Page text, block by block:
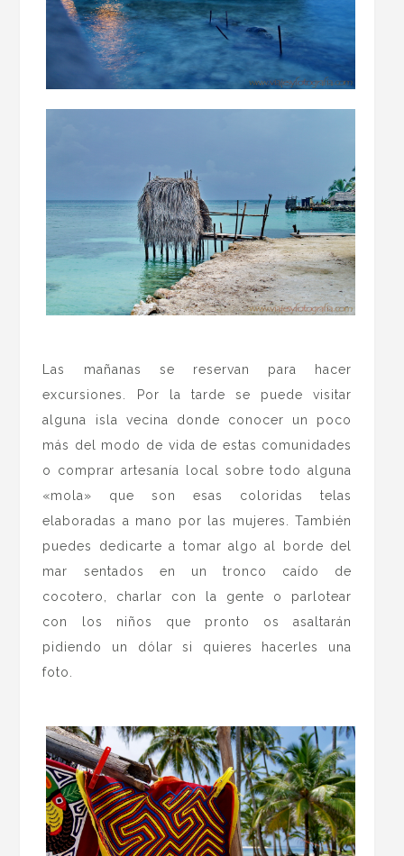
Las mañanas se reservan para hacer
excursiones. Por la tarde se puede visitar
alguna isla vecina donde conocer un poco
más del modo de vida de estas comunidades
o comprar artesanía local sobre todo alguna
«mola» que son esas coloridas telas
elaboradas a mano por las mujeres. También
puedes dedicarte a tomar algo al borde del
mar sentados en un tronco caído de
cocotero, charlar con la gente o parlotear
con los niños que pronto os asaltarán
pidiendo un dólar si quieres hacerles una
foto.